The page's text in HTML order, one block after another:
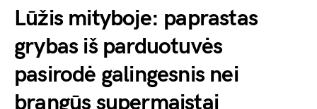
Lūžis mityboje: paprastas
grybas iš parduotuvės
pasirodė galingesnis nei
brangūs supermaistai